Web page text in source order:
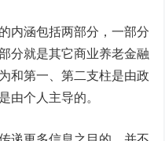
涵包括两部分，一部分
分就是其它商业养老金融
和第一、第二支柱是由政
由个人主导的。